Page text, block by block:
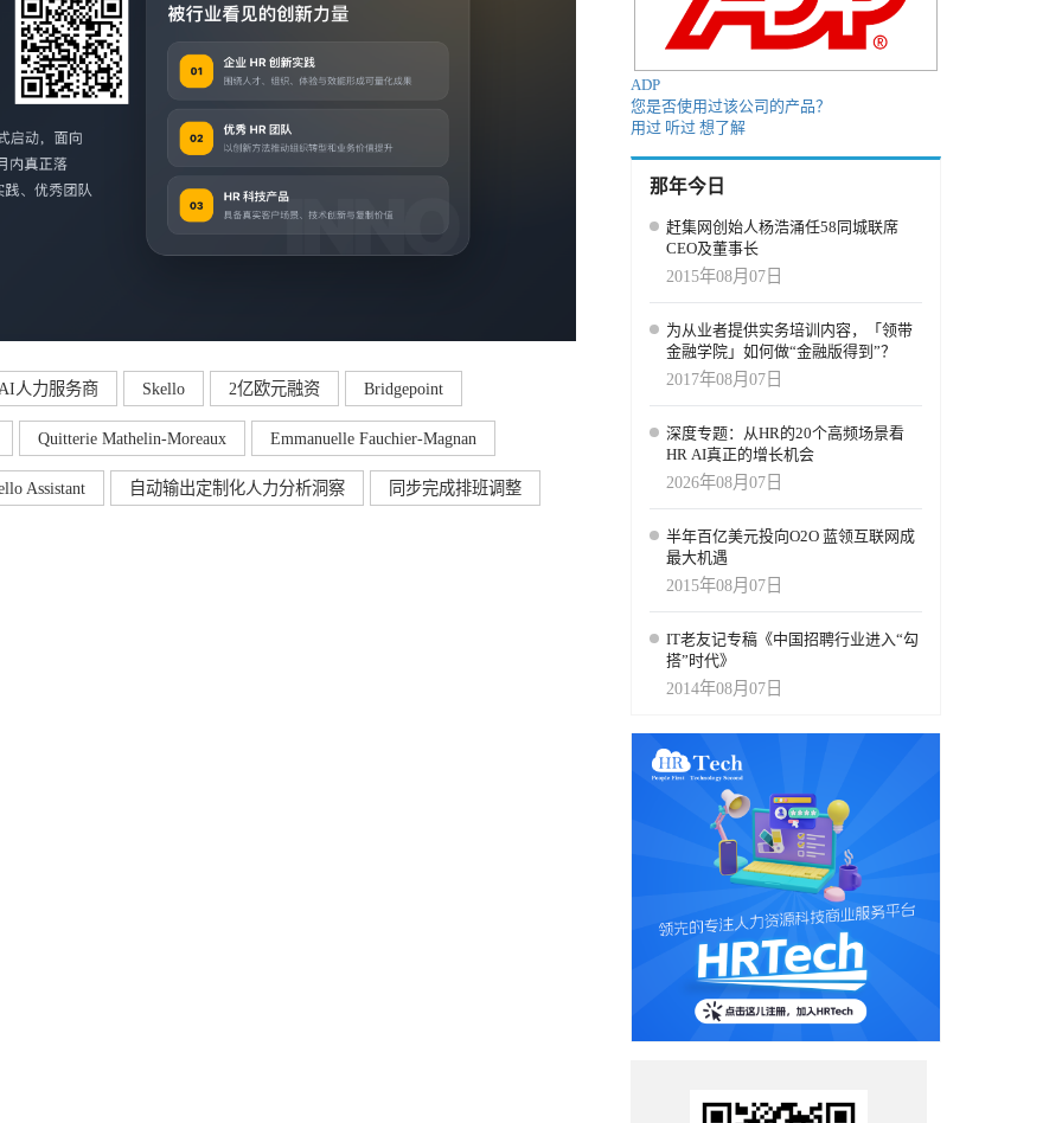
AI人力服务商 Skello 2亿欧元融资 Bridgepoint
Quitterie Mathelin-Moreaux Emmanuelle Fauchier-Magnan
Assistant 自动输出定制化人力分析洞察 同步完成排班调整
ADP
您是否使用过该公司的产品？
用过 听过 想了解
那年今日
赶集网创始人杨浩涌任58同城联席
CEO及董事长
2015年08月07日
为从业者提供实务培训内容，「领带
金融学院」如何做“金融版得到”？
2017年08月07日
深度专题：从HR的20个高频场景看
HR AI真正的增长机会
2026年08月07日
半年百亿美元投向O2O 蓝领互联网成
最大机遇
2015年08月07日
IT老友记专稿《中国招聘行业进入“勾
搭”时代》
2014年08月07日